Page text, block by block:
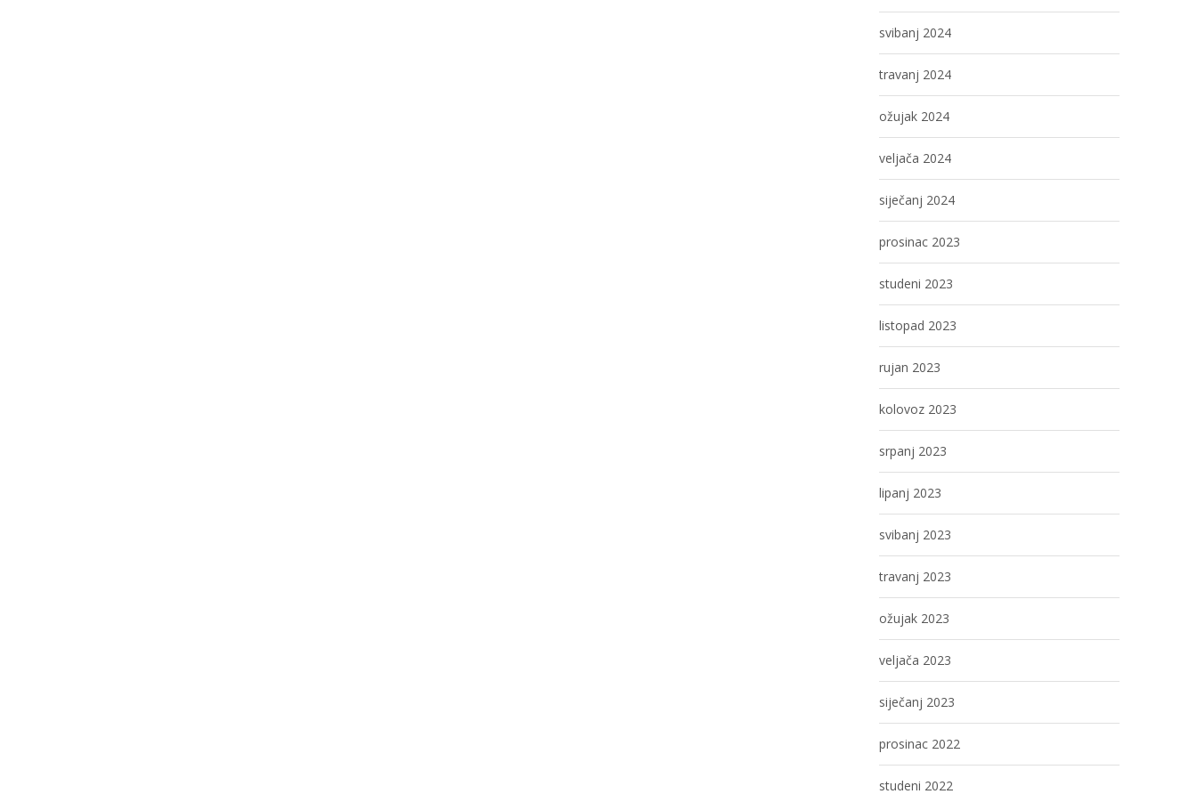
svibanj 2024
travanj 2024
ožujak 2024
veljača 2024
siječanj 2024
prosinac 2023
studeni 2023
listopad 2023
rujan 2023
kolovoz 2023
srpanj 2023
lipanj 2023
svibanj 2023
travanj 2023
ožujak 2023
veljača 2023
siječanj 2023
prosinac 2022
studeni 2022